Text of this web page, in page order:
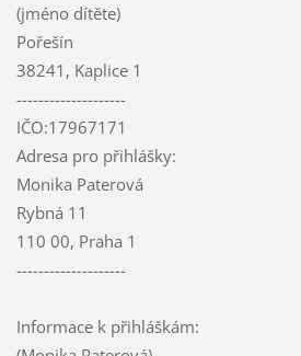
(jméno dítěte)
Pořešín
38241, Kaplice 1
--------------------
IČO:17967171
Adresa pro přihlášky:
Monika Paterová
Rybná 11
110 00, Praha 1
--------------------
Informace k přihláškám: